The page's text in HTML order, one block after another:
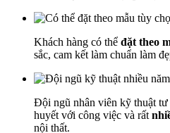
Khách hàng có thể đặt theo
sắc, cam kết làm chuẩn làm
Đội ngũ nhân viên kỹ thuật tư
huyết với công việc và rất
nội thất.